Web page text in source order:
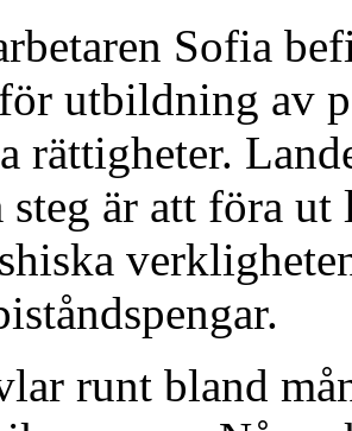
Sofia
utbildning av
rättigheter.
steg är att föra
runt bland